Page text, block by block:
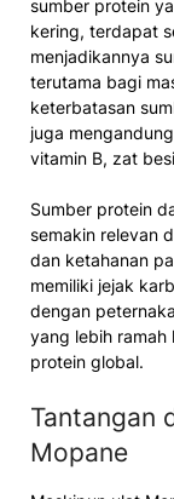
sumber protein
kering, terdapat
menjadikannya
terutama bagi
keterbatasan
juga
vitamin B, zat
Sumber protein
semakin relevan
dan ketahanan
memiliki jejak
dengan
yang lebih ramah
protein global.
Tantangan
Mopane